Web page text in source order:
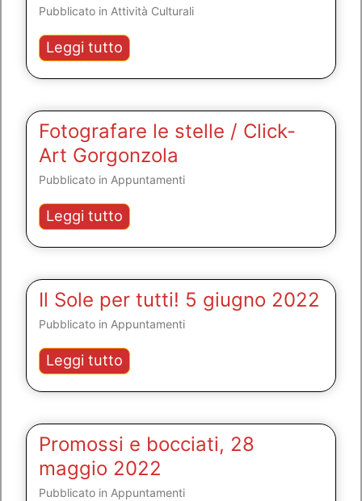
Pubblicato in Attività Culturali
Leggi tutto Marte
sul
–
Teatro
all’Osservatorio
Fotografare le stelle / Click-
Art Gorgonzola
Pubblicato in Appuntamenti
Leggi tutto Fotografare
le
/
Click-
Gorgonzola
Il Sole per tutti! 5 giugno 2022
Pubblicato in Appuntamenti
Leggi tutto Il
Sole
tutti!
5
giugno
2022
Promossi e bocciati, 28
maggio 2022
Pubblicato in Appuntamenti